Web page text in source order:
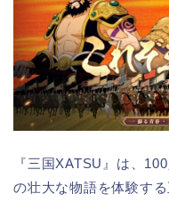
『三国XATSU』は、
の壮大な物語を体験す